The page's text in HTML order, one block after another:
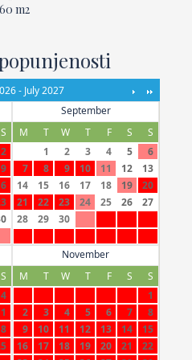
m2
- July 2027
S
2
9
September
M
T W T F S
S
1
2 3 4 5
6
7
8 9 10 11 12
13
14
15 16 17 18 19
20
21
22 23 24 25 26
27
28
29 30
S
4
November
M
T W T F S
S
1
2
3 4 5 6 7
8
9
10 11 12 13 14
15
16
17 18 19 20 21
22